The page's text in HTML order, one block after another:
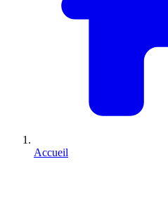
Accueil